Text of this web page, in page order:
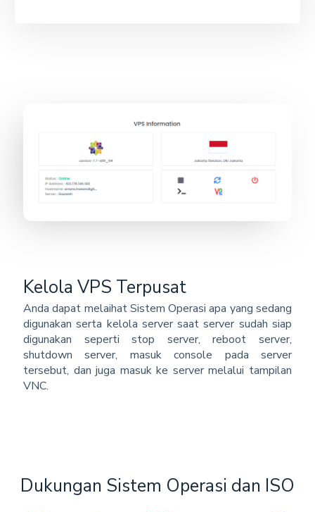
Kelola VPS Terpusat
Anda dapat melaihat Sistem Operasi apa yang sedang
digunakan serta kelola server saat server sudah siap
digunakan seperti stop server, reboot server,
shutdown server, masuk console pada server
tersebut, dan juga masuk ke server melalui tampilan
VNC.
Dukungan Sistem Operasi dan ISO